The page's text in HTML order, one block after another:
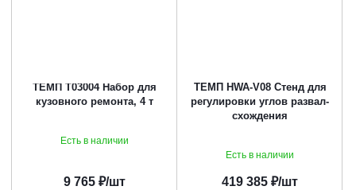
ТЕМП T03004 Набор для
кузовного ремонта, 4 т
Есть в наличии
9 765 ₽/шт
ТЕМП HWA-V08 Стенд для
регулировки углов развал-
схождения
Есть в наличии
419 385 ₽/шт